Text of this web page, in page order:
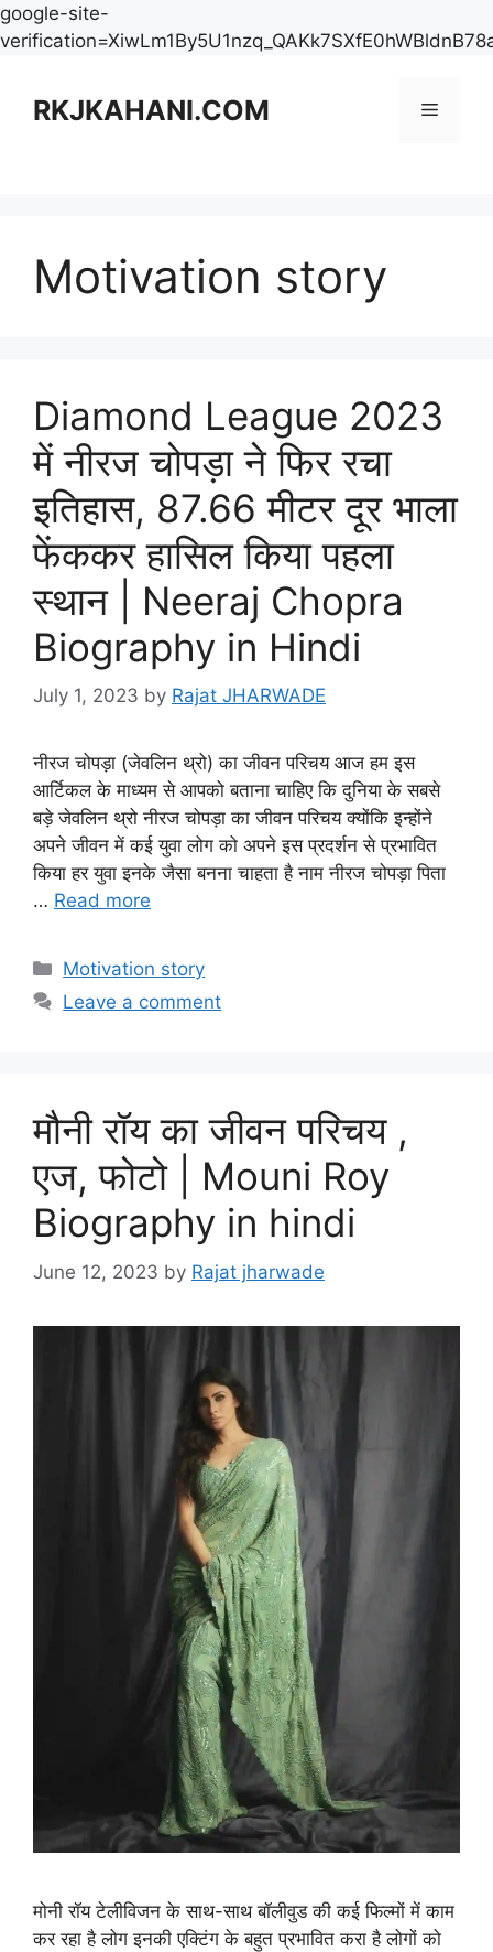
google-site-
contentRKJKAHANI.COM Menu
Motivation story
Diamond League 2023
में नीरज चोपड़ा ने फिर रचा
इतिहास, 87.66 मीटर दूर भाला
फेंककर हास‍िल किया पहला
स्थान | Neeraj Chopra
Biography in Hindi
July 1, 2023 by Rajat JHARWADE
नीरज चोपड़ा (जेवलिन थ्रो) का जीवन परिचय आज हम इस
आर्टिकल के माध्यम से आपको बताना चाहिए कि दुनिया के सबसे
बड़े जेवलिन थ्रो नीरज चोपड़ा का जीवन परिचय क्योंकि इन्होंने
अपने जीवन में कई युवा लोग को अपने इस प्रदर्शन से प्रभावित
किया हर युवा इनके जैसा बनना चाहता है नाम नीरज चोपड़ा पिता
… Read more
Categories
Motivation story
Leave a comment
मौनी रॉय का जीवन परिचय ,
एज, फोटो | Mouni Roy
Biography in hindi
June 12, 2023 by Rajat jharwade
मोनी रॉय टेलीविजन के साथ-साथ बॉलीवुड की कई फिल्मों में काम
कर रहा है लोग इनकी एक्टिंग के बहुत प्रभावित करा है लोगों को